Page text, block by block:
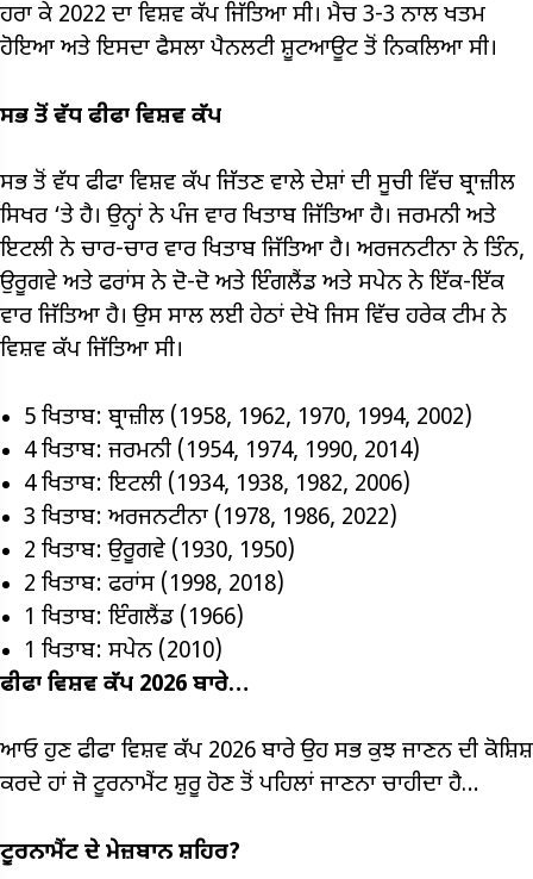
ਹਰਾ ਕੇ 2022 ਦਾ ਵਿਸ਼ਵ ਕੱਪ ਜਿੱਤਿਆ ਸੀ। ਮੈਚ 3-3 ਨਾਲ ਖਤਮ
ਹੋਇਆ ਅਤੇ ਇਸਦਾ ਫੈਸਲਾ ਪੈਨਲਟੀ ਸ਼ੂਟਆਊਟ ਤੋਂ ਨਿਕਲਿਆ ਸੀ।
ਸਭ ਤੋਂ ਵੱਧ ਫੀਫਾ ਵਿਸ਼ਵ ਕੱਪ
ਸਭ ਤੋਂ ਵੱਧ ਫੀਫਾ ਵਿਸ਼ਵ ਕੱਪ ਜਿੱਤਣ ਵਾਲੇ ਦੇਸ਼ਾਂ ਦੀ ਸੂਚੀ ਵਿੱਚ ਬ੍ਰਾਜ਼ੀਲ
ਸਿਖਰ ‘ਤੇ ਹੈ। ਉਨ੍ਹਾਂ ਨੇ ਪੰਜ ਵਾਰ ਖਿਤਾਬ ਜਿੱਤਿਆ ਹੈ। ਜਰਮਨੀ ਅਤੇ
ਇਟਲੀ ਨੇ ਚਾਰ-ਚਾਰ ਵਾਰ ਖਿਤਾਬ ਜਿੱਤਿਆ ਹੈ। ਅਰਜਨਟੀਨਾ ਨੇ ਤਿੰਨ,
ਉਰੂਗਵੇ ਅਤੇ ਫਰਾਂਸ ਨੇ ਦੋ-ਦੋ ਅਤੇ ਇੰਗਲੈਂਡ ਅਤੇ ਸਪੇਨ ਨੇ ਇੱਕ-ਇੱਕ
ਵਾਰ ਜਿੱਤਿਆ ਹੈ। ਉਸ ਸਾਲ ਲਈ ਹੇਠਾਂ ਦੇਖੋ ਜਿਸ ਵਿੱਚ ਹਰੇਕ ਟੀਮ ਨੇ
ਵਿਸ਼ਵ ਕੱਪ ਜਿੱਤਿਆ ਸੀ।
5 ਖਿਤਾਬ: ਬ੍ਰਾਜ਼ੀਲ (1958, 1962, 1970, 1994, 2002)
4 ਖਿਤਾਬ: ਜਰਮਨੀ (1954, 1974, 1990, 2014)
4 ਖਿਤਾਬ: ਇਟਲੀ (1934, 1938, 1982, 2006)
3 ਖਿਤਾਬ: ਅਰਜਨਟੀਨਾ (1978, 1986, 2022)
2 ਖਿਤਾਬ: ਉਰੂਗਵੇ (1930, 1950)
2 ਖਿਤਾਬ: ਫਰਾਂਸ (1998, 2018)
1 ਖਿਤਾਬ: ਇੰਗਲੈਂਡ (1966)
1 ਖਿਤਾਬ: ਸਪੇਨ (2010)
ਫੀਫਾ ਵਿਸ਼ਵ ਕੱਪ 2026 ਬਾਰੇ…
ਆਓ ਹੁਣ ਫੀਫਾ ਵਿਸ਼ਵ ਕੱਪ 2026 ਬਾਰੇ ਉਹ ਸਭ ਕੁਝ ਜਾਣਨ ਦੀ ਕੋਸ਼ਿਸ਼
ਕਰਦੇ ਹਾਂ ਜੋ ਟੂਰਨਾਮੈਂਟ ਸ਼ੁਰੂ ਹੋਣ ਤੋਂ ਪਹਿਲਾਂ ਜਾਣਨਾ ਚਾਹੀਦਾ ਹੈ…
ਟੂਰਨਾਮੈਂਟ ਦੇ ਮੇਜ਼ਬਾਨ ਸ਼ਹਿਰ?